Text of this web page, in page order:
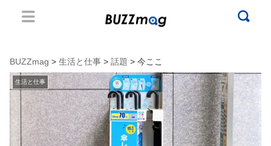
BUZZmag > 生活と仕事 > 話題 > 今ここ
生活と仕事